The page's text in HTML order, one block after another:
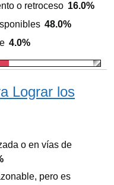
o retroceso 16.0%
48.0%
4.0%
Lograr los
o en vías de
pero es